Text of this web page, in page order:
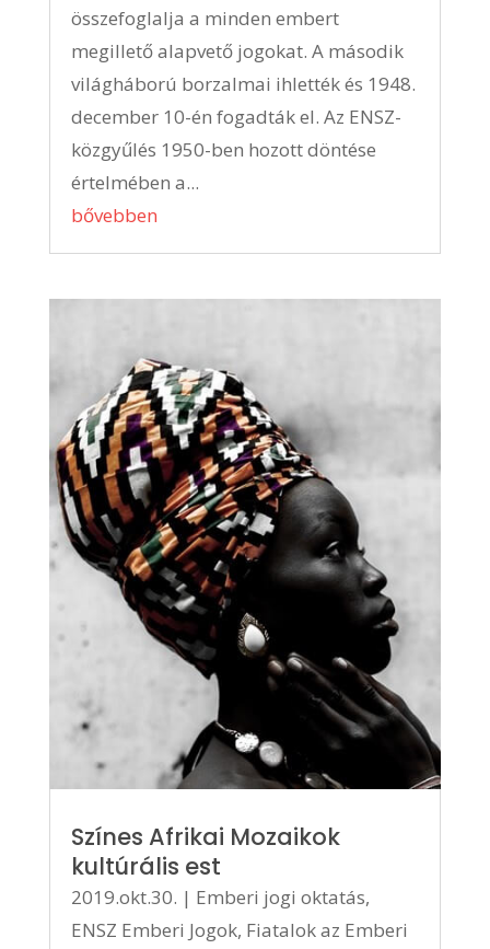
összefoglalja a minden embert
megillető alapvető jogokat. A második
világháború borzalmai ihlették és 1948.
december 10-én fogadták el. Az ENSZ-
közgyűlés 1950-ben hozott döntése
értelmében a...
bővebben
Színes Afrikai Mozaikok
kultúrális est
2019.okt.30. | Emberi jogi oktatás,
ENSZ Emberi Jogok, Fiatalok az Emberi